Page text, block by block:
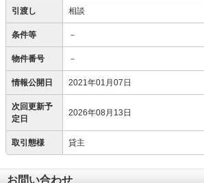
引渡し 相談
条件等 －
物件番号 －
情報公開日 2021年01月07日
次回更新予
定日
2026年08月13日
取引態様 貸主
お問い合わせ